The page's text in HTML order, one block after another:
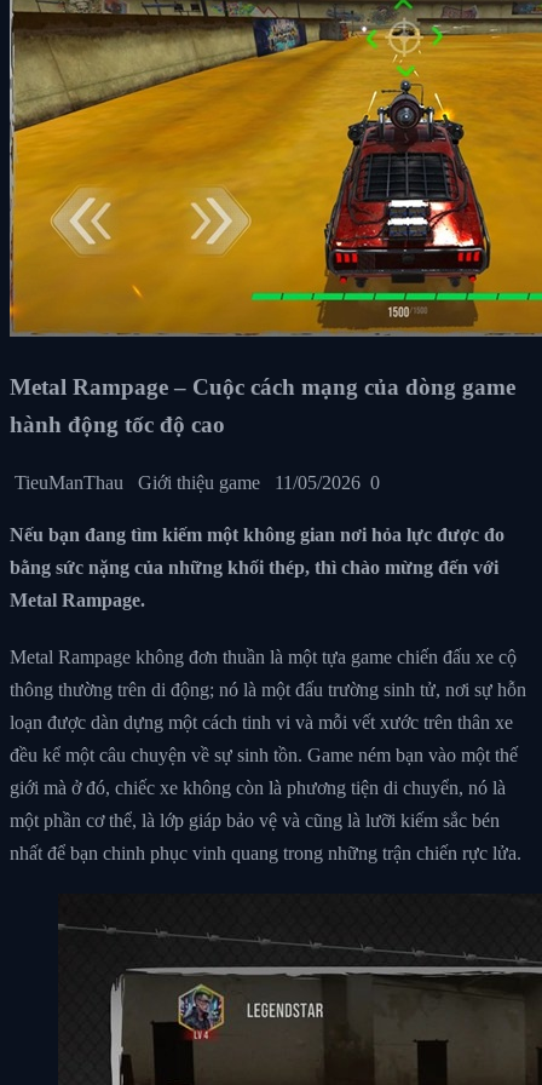
Metal Rampage – Cuộc cách mạng của dòng game
hành động tốc độ cao
TieuManThau Giới thiệu game 11/05/2026 0
Nếu bạn đang tìm kiếm một không gian nơi hỏa lực được đo
bằng sức nặng của những khối thép, thì chào mừng đến với
Metal Rampage.
Metal Rampage không đơn thuần là một tựa game chiến đấu xe cộ
thông thường trên di động; nó là một đấu trường sinh tử, nơi sự hỗn
loạn được dàn dựng một cách tinh vi và mỗi vết xước trên thân xe
đều kể một câu chuyện về sự sinh tồn. Game ném bạn vào một thế
giới mà ở đó, chiếc xe không còn là phương tiện di chuyển, nó là
một phần cơ thể, là lớp giáp bảo vệ và cũng là lưỡi kiếm sắc bén
nhất để bạn chinh phục vinh quang trong những trận chiến rực lửa.